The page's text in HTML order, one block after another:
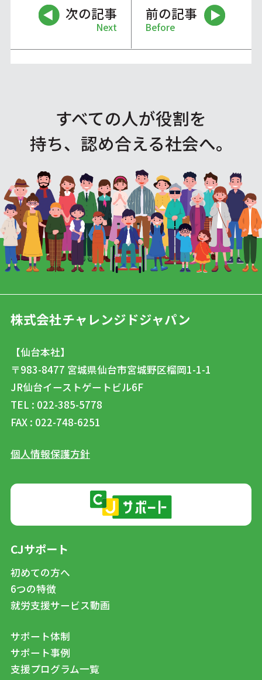
次の記事
Next
前の記事
Before
すべての人が役割を
持ち、認め合える社会へ。
株式会社チャレンジドジャパン
【仙台本社】
〒983-8477 宮城県仙台市宮城野区榴岡1-1-1
JR仙台イーストゲートビル6F
TEL : 022-385-5778
FAX : 022-748-6251
個人情報保護方針
CJサポート
初めての方へ
6つの特徴
就労支援サービス動画
サポート体制
サポート事例
支援プログラム一覧